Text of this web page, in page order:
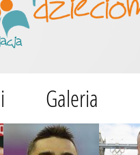
Galeria